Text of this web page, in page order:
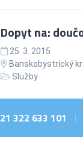
Dopyt na:
25. 3. 2015
Banskobystrický
Služby
322 633 101 |